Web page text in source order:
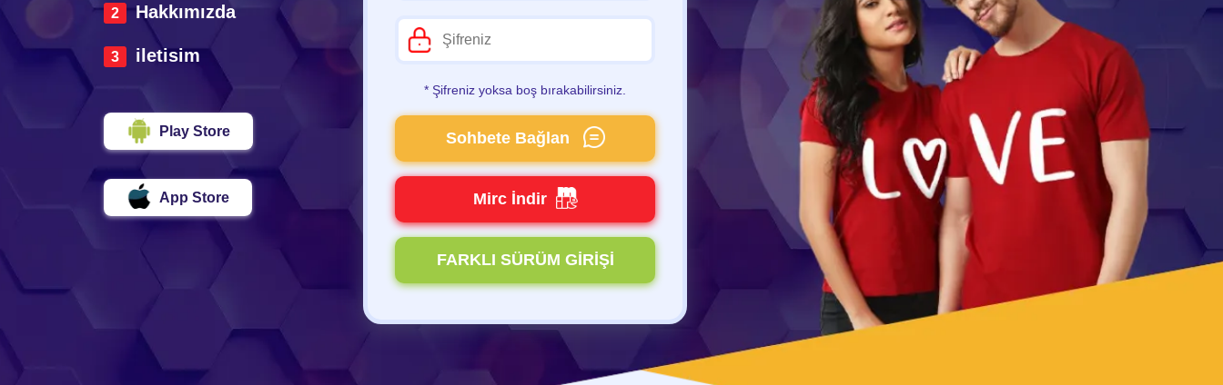
Hakkımızda
iletisim
Play Store
App Store
* Şifreniz yoksa boş bırakabilirsiniz.
Sohbete Bağlan
Mirc İndir
FARKLI SÜRÜM GİRİŞİ